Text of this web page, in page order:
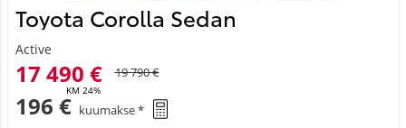
Toyota Corolla Sedan
Active
17 490 €
KM 24%
19 790 €
196 € kuumakse *